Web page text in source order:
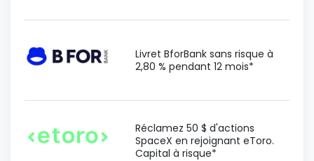
Livret BforBank sans risque à
2,80 % pendant 12 mois*
Réclamez 50 $ d'actions
SpaceX en rejoignant eToro.
Capital à risque*